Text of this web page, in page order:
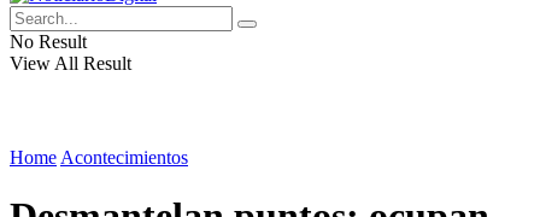
No Result
View All Result
Home Acontecimientos